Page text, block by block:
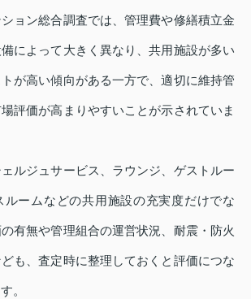
ョン総合調査では、管理費や修繕積立金
によって大きく異なり、共用施設が多い
が高い傾向がある一方で、適切に維持管
評価が高まりやすいことが示されていま
ルジュサービス、ラウンジ、ゲストルー
ルームなどの共用施設の充実度だけでな
有無や管理組合の運営状況、耐震・防火
も、査定時に整理しておくと評価につな
。